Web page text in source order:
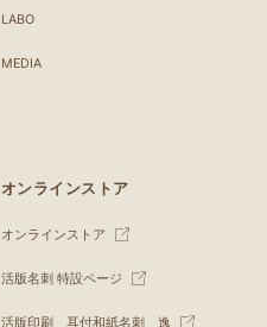
LABO
MEDIA
オンラインストア
オンラインストア
活版名刺 特設ページ
活版印刷 耳付和紙名刺 逸